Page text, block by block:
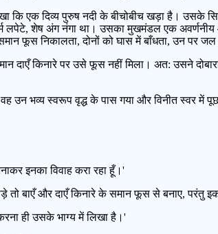
कि एक दिव्य पुरुष नदी के बीचोबीच खड़ा है। उसके
लपेटे, शेष अंग नंगा था। उसका मुखमंडल एक
फूस निकालता, दोनों को घास में बाँधता, उन पर
दाएँ किनारे पर उसे फूस नहीं मिला। अत: उसने
उन भव्य स्वरूप वृद्ध के पास गया और विनीत स्वर में
इनका विवाह करा रहा हूँ।'
तो बाएँ और दाएँ किनारे के समान फूस से बनाए, परंतु
ही उसके भाग्य में लिखा है।'